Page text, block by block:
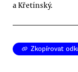
a Křetínský.
Zkopírovat